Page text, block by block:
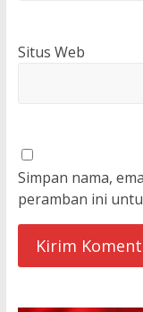
Situs Web
Simpan nama,
peramban ini